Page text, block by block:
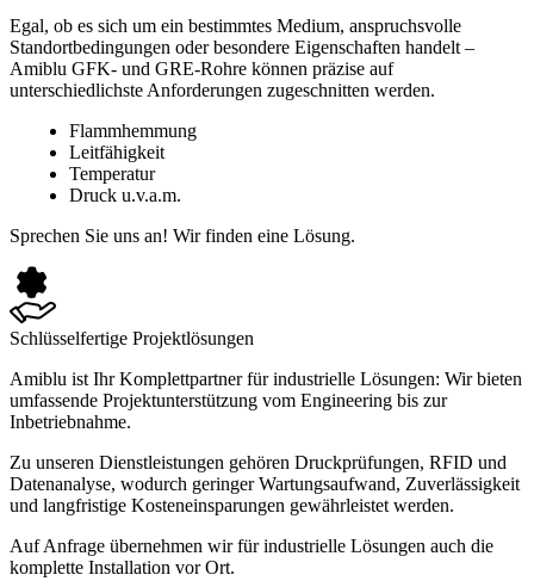
Egal, ob es sich um ein bestimmtes Medium, anspruchsvolle
Standortbedingungen oder besondere Eigenschaften handelt –
Amiblu GFK- und GRE-Rohre können präzise auf
unterschiedlichste Anforderungen zugeschnitten werden.
Flammhemmung
Leitfähigkeit
Temperatur
Druck u.v.a.m.
Sprechen Sie uns an! Wir finden eine Lösung.
Schlüsselfertige Projektlösungen
Amiblu ist Ihr Komplettpartner für industrielle Lösungen: Wir bieten
umfassende Projektunterstützung vom Engineering bis zur
Inbetriebnahme.
Zu unseren Dienstleistungen gehören Druckprüfungen, RFID und
Datenanalyse, wodurch geringer Wartungsaufwand, Zuverlässigkeit
und langfristige Kosteneinsparungen gewährleistet werden.
Auf Anfrage übernehmen wir für industrielle Lösungen auch die
komplette Installation vor Ort.